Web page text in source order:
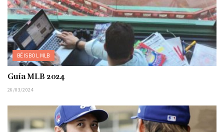
BÉISBOL MLB
Guía MLB 2024
26/03/2024